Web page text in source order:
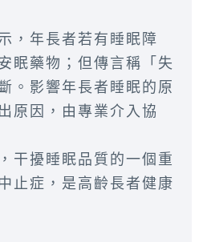
，年長者若有睡眠障
眠藥物；但傳言稱「失
。影響年長者睡眠的原
原因，由專業介入協
干擾睡眠品質的一個重
止症，是高齡長者健康